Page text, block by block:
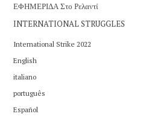
ΕΦΗΜΕΡΙΔΑ Στο Ρελαντί
INTERNATIONAL STRUGGLES
International Strike 2022
English
italiano
português
Español